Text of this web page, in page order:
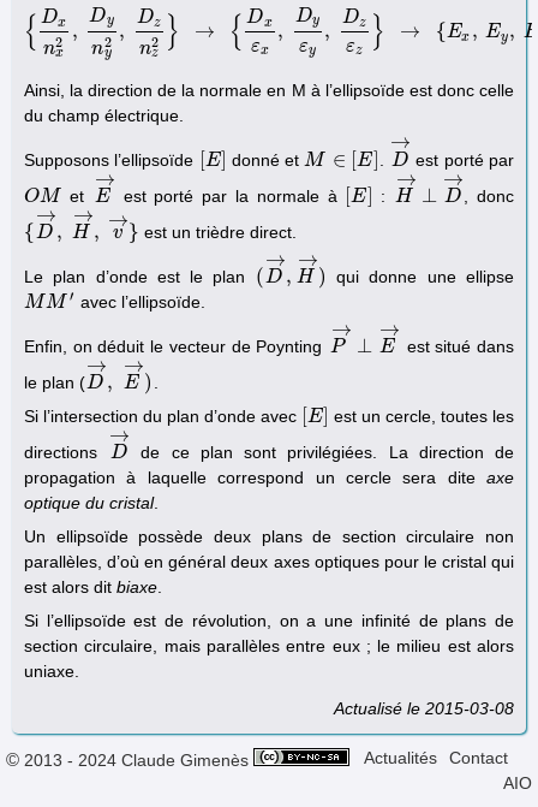
{ Dx
n2
x
,
Dy
n2
y
,
Dz
n2
z } → { Dx
εx
,
Dy
εy
,
Dz
εz } → {Ex , Ey,
{D x nx2, D yny2 , D znz → {D εx, D εy, D zε } → { Ex, Ey, Ez }
Ainsi, la direction de la normale en M à l’ellipsoïde est donc celle
du champ électrique.
Supposons l’ellipsoïde [E]
E] donné et M ∈ [E]
M∈ [E D
→
D→est porté par
OM
OM et E
→
E→ est porté par la normale à [E]
E] : H
→
⊥ D
→
H→ ⊥ D→ , donc
{D
→
, H
→
, v
→
}
{ D→, H→, v→ } est un trièdre direct.
Le plan d’onde est le plan ( D
→
, H
→
)
( D→, H→)
qui donne une ellipse
MM ′
MM′ avec l’ellipsoïde.
Enfin, on déduit le vecteur de Poynting P
→
⊥ E
→
P→ ⊥ E→est situé dans
le plan (D
→
, E
→
)
D→ E→ ).
Si l’intersection du plan d’onde avec [E
E]
est un cercle, toutes les
directions
D
→
D→
de ce plan sont privilégiées. La direction de
propagation à laquelle correspond un cercle sera dite axe
optique du cristal.
Un ellipsoïde possède deux plans de section circulaire non
parallèles, d’où en général deux axes optiques pour le cristal qui
est alors dit biaxe.
Si l’ellipsoïde est de révolution, on a une infinité de plans de
section circulaire, mais parallèles entre eux ; le milieu est alors
uniaxe.
Actualisé le 2015-03-08
© 2013 - 2024 Claude Gimenès Actualités
Contact
AIO